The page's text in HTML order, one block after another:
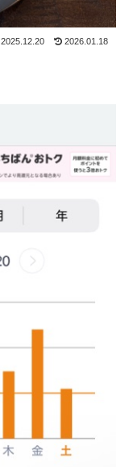
2025.12.20 2026.01.18